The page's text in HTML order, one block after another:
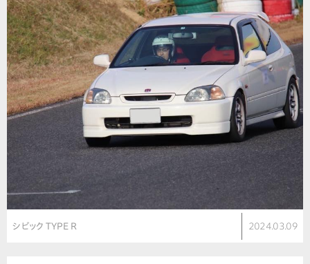
シビック TYPE R 2024.03.09